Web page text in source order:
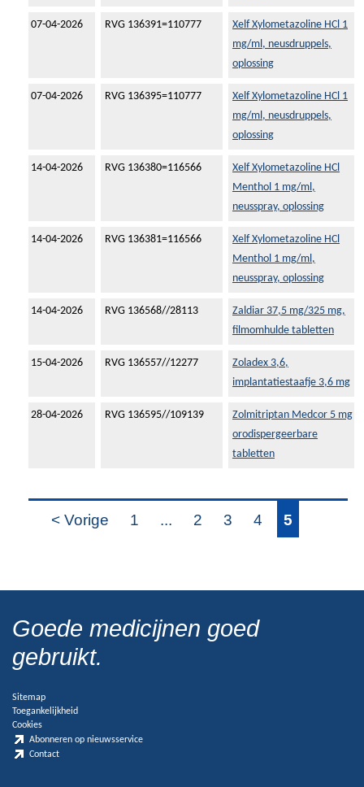
07-04-2026 RVG 136391=110777
Xelf Xylometazoline HCl 1
mg/ml, neusdruppels,
oplossing
07-04-2026 RVG 136395=110777
Xelf Xylometazoline HCl 1
mg/ml, neusdruppels,
oplossing
14-04-2026 RVG 136380=116566
Xelf Xylometazoline HCl
Menthol 1 mg/ml,
neusspray, oplossing
14-04-2026 RVG 136381=116566
Xelf Xylometazoline HCl
Menthol 1 mg/ml,
neusspray, oplossing
14-04-2026 RVG 136568//28113
Zaldiar 37,5 mg/325 mg,
filmomhulde tabletten
15-04-2026 RVG 136557//12277
Zoladex 3,6,
implantatiestaafje 3,6 mg
28-04-2026 RVG 136595//109139
Zolmitriptan Medcor 5 mg
orodispergeerbare
tabletten
< Vorige 1 ... 2 3 4 5
Goede medicijnen goed
gebruikt.
Sitemap
Toegankelijkheid
Cookies
Abonneren op nieuwsservice
Contact